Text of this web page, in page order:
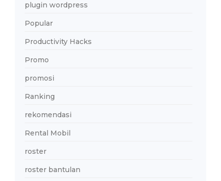
plugin wordpress
Popular
Productivity Hacks
Promo
promosi
Ranking
rekomendasi
Rental Mobil
roster
roster bantulan